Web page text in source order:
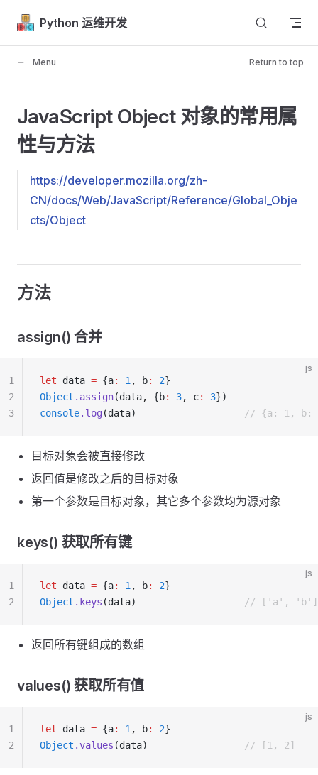
Skip to content
Python 运维开发
Menu Return to top
JavaScript Object 对象的常用属
性与方法
https://developer.mozilla.org/zh-
CN/docs/Web/JavaScript/Reference/Global_Obje
cts/Object
方法
assign() 合并
js
let data = {a: 1 , b: 2}
Object .assign(data, {b: 3, c: 3})
console.log (data) // {a: 1, b:
1
2
3
目标对象会被直接修改
返回值是修改之后的目标对象
第一个参数是目标对象，其它多个参数均为源对象
keys() 获取所有键
js
let data = {a: 1 , b: 2}
Object .keys (data) // ['a', 'b']
1
2
返回所有键组成的数组
values() 获取所有值
js
let data = {a: 1 , b: 2}
Object .values (data) // [1, 2]
1
2